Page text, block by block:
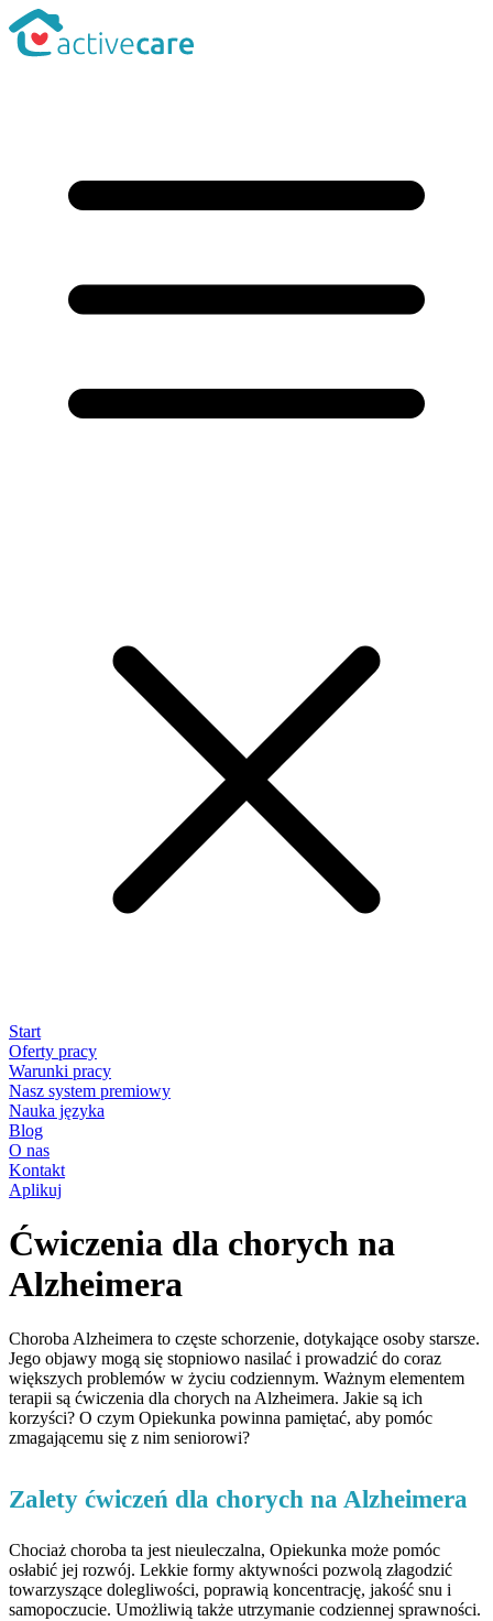
Start
Oferty pracy
Warunki pracy
Nasz system premiowy
Nauka języka
Blog
O nas
Kontakt
Aplikuj
Ćwiczenia dla chorych na
Alzheimera
Choroba Alzheimera to częste schorzenie, dotykające osoby starsze.
Jego objawy mogą się stopniowo nasilać i prowadzić do coraz
większych problemów w życiu codziennym. Ważnym elementem
terapii są ćwiczenia dla chorych na Alzheimera. Jakie są ich
korzyści? O czym Opiekunka powinna pamiętać, aby pomóc
zmagającemu się z nim seniorowi?
Zalety ćwiczeń dla chorych na Alzheimera
Chociaż choroba ta jest nieuleczalna, Opiekunka może pomóc
osłabić jej rozwój. Lekkie formy aktywności pozwolą złagodzić
towarzyszące dolegliwości, poprawią koncentrację, jakość snu i
samopoczucie. Umożliwią także utrzymanie codziennej sprawności.